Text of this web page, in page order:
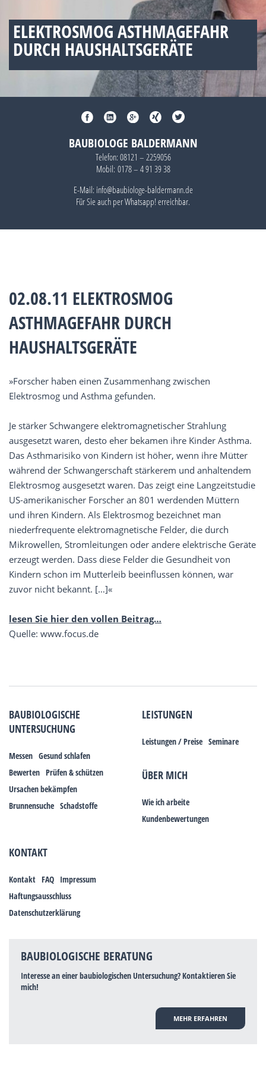
ELEKTROSMOG ASTHMAGEFAHR
DURCH HAUSHALTSGERÄTE
BAUBIOLOGE BALDERMANN
Telefon: 08121 – 2259056
Mobil: 0178 – 4 91 39 38
E-Mail: info@baubiologe-baldermann.de
Für Sie auch perWhatsapp!erreichbar.
02.08.11 ELEKTROSMOG
ASTHMAGEFAHR DURCH
HAUSHALTSGERÄTE
»Forscher haben einen Zusammenhang zwischen
Elektrosmog und Asthma gefunden.
Je stärker Schwangere elektromagnetischer Strahlung
ausgesetzt waren, desto eher bekamen ihre Kinder Asthma.
Das Asthmarisiko von Kindern ist höher, wenn ihre Mütter
während der Schwangerschaft stärkerem und anhaltendem
Elektrosmog ausgesetzt waren. Das zeigt eine Langzeitstudie
US-amerikanischer Forscher an 801 werdenden Müttern
und ihren Kindern. Als Elektrosmog bezeichnet man
niederfrequente elektromagnetische Felder, die durch
Mikrowellen, Stromleitungen oder andere elektrische Geräte
erzeugt werden. Dass diese Felder die Gesundheit von
Kindern schon im Mutterleib beeinflussen können, war
zuvor nicht bekannt. […]«
lesen Sie hier den vollen Beitrag…
Quelle: www.focus.de
BAUBIOLOGISCHE
UNTERSUCHUNG
Messen Gesund schlafen
Bewerten Prüfen & schützen
Ursachen bekämpfen
Brunnensuche Schadstoffe
LEISTUNGEN
Leistungen / Preise Seminare
ÜBER MICH
Wie ich arbeite
Kundenbewertungen
KONTAKT
Kontakt FAQ Impressum
Haftungsausschluss
Datenschutzerklärung
BAUBIOLOGISCHE BERATUNG
Interesse an einer baubiologischen Untersuchung? Kontaktieren Sie
mich!
MEHR ERFAHREN